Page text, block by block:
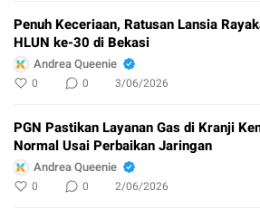
Penuh Keceriaan, Ratusan Lansia
HLUN ke-30 di Bekasi
Andrea Queenie
0 0 3/06/2026
PGN Pastikan Layanan Gas di Kranji
Normal Usai Perbaikan Jaringan
Andrea Queenie
0 0 2/06/2026